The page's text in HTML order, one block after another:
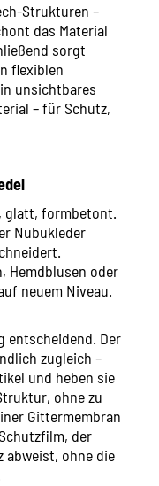
Strukturen –
das Material
sorgt
flexiblen
unsichtbares
– für Schutz,
glatt, formbetont.
Nubukleder
Hemdblusen oder
neuem Niveau.
entscheidend. Der
zugleich –
und heben sie
ohne zu
Gittermembran
der
abweist, ohne die